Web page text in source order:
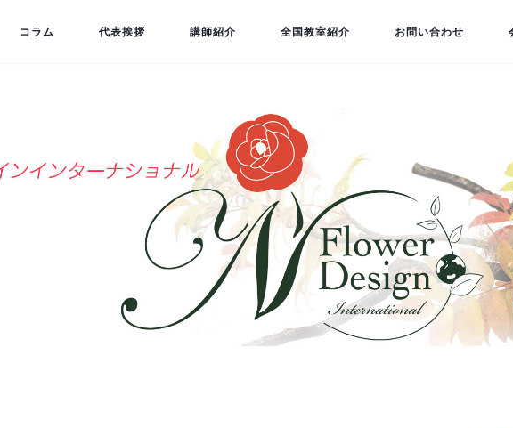
コラム 代表挨拶 講師紹介 全国教室紹介 お問い合わせ